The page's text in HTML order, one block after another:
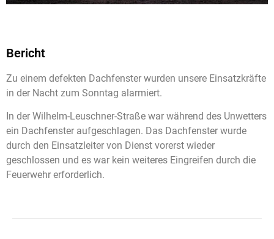
Bericht
Zu einem defekten Dachfenster wurden unsere Einsatzkräfte
in der Nacht zum Sonntag alarmiert.
In der Wilhelm-Leuschner-Straße war während des Unwetters
ein Dachfenster aufgeschlagen. Das Dachfenster wurde
durch den Einsatzleiter von Dienst vorerst wieder
geschlossen und es war kein weiteres Eingreifen durch die
Feuerwehr erforderlich.